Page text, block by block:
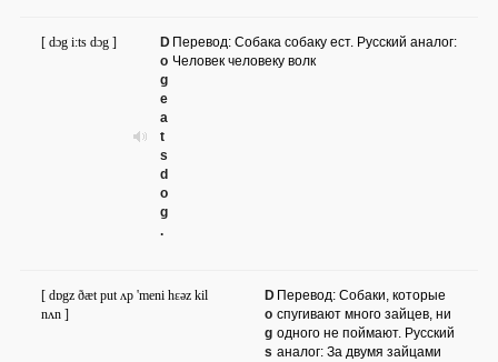
D
o
g
e
a
t
s
d
o
g
.
[ dɔg i:ts dɔg ]
Перевод: Собака собаку ест. Русский аналог:
Человек человеку волк
D
o
g
s
[ dɒgz ðæt put ʌp 'meni hɛəz kil
nʌn ]
Перевод: Собаки, которые
спугивают много зайцев, ни
одного не поймают. Русский
аналог: За двумя зайцами